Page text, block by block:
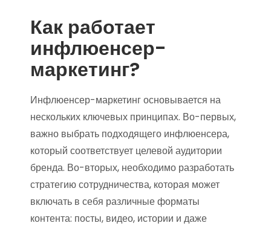
Как работает
инфлюенсер-
маркетинг?
Инфлюенсер-маркетинг основывается на
нескольких ключевых принципах. Во-первых,
важно выбрать подходящего инфлюенсера,
который соответствует целевой аудитории
бренда. Во-вторых, необходимо разработать
стратегию сотрудничества, которая может
включать в себя различные форматы
контента: посты, видео, истории и даже